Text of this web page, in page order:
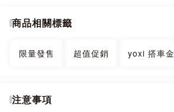
商品相關標籤
限量發售 超值促銷 yoxi 搭車金
注意事項